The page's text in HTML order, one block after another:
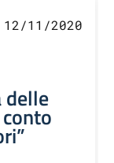
12/11/2020
delle